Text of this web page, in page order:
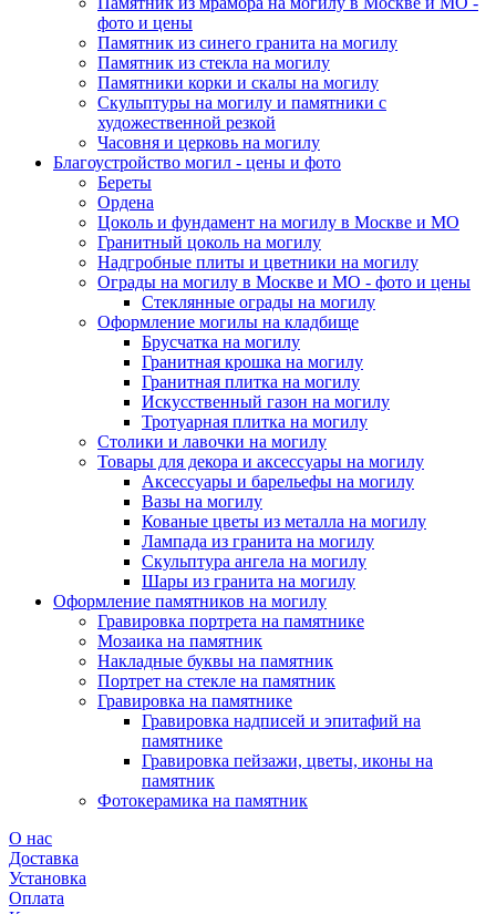
фото и цены
Памятник из синего гранита на могилу
Памятник из стекла на могилу
Памятники корки и скалы на могилу
Скульптуры на могилу и памятники с
художественной резкой
Часовня и церковь на могилу
Благоустройство могил - цены и фото
Береты
Ордена
Цоколь и фундамент на могилу в Москве и МО
Гранитный цоколь на могилу
Надгробные плиты и цветники на могилу
Ограды на могилу в Москве и МО - фото и цены
Стеклянные ограды на могилу
Оформление могилы на кладбище
Брусчатка на могилу
Гранитная крошка на могилу
Гранитная плитка на могилу
Искусственный газон на могилу
Тротуарная плитка на могилу
Столики и лавочки на могилу
Товары для декора и аксессуары на могилу
Аксессуары и барельефы на могилу
Вазы на могилу
Кованые цветы из металла на могилу
Лампада из гранита на могилу
Скульптура ангела на могилу
Шары из гранита на могилу
Оформление памятников на могилу
Гравировка портрета на памятнике
Мозаика на памятник
Накладные буквы на памятник
Портрет на стекле на памятник
Гравировка на памятнике
Гравировка надписей и эпитафий на
памятнике
Гравировка пейзажи, цветы, иконы на
памятник
Фотокерамика на памятник
О нас
Доставка
Установка
Оплата